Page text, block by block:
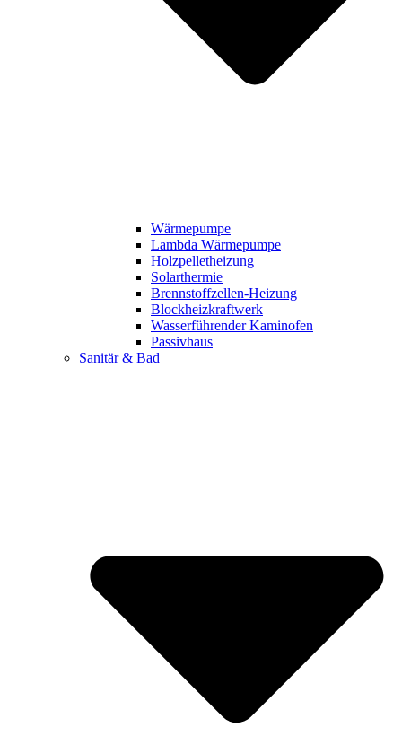
Wärmepumpe
Lambda Wärmepumpe
Holzpelletheizung
Solarthermie
Brennstoffzellen-Heizung
Blockheizkraftwerk
Wasserführender Kaminofen
Passivhaus
Sanitär & Bad